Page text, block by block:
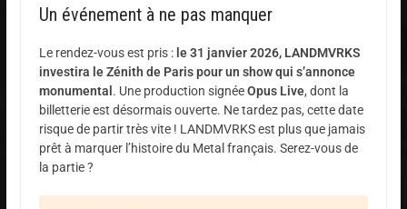
Un événement à ne pas manquer
Le rendez-vous est pris : le 31 janvier 2026, LANDMVRKS
investira le Zénith de Paris pour un show qui s’annonce
monumental . Une production signéeOpus Live, dont la
billetterie est désormais ouverte. Ne tardez pas, cette date
risque de partir très vite ! LANDMVRKS est plus que jamais
prêt à marquer l’histoire du Metal français. Serez-vous de
la partie ?